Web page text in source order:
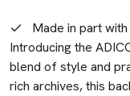
Beskrivning
Made in part
Introducing the
blend of style and
rich archives, this